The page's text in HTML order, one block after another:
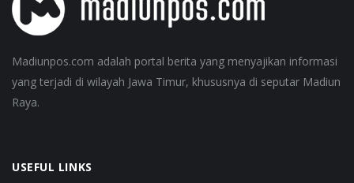
Madiunpos.com adalah portal berita yang menyajikan informasi
yang terjadi di wilayah Jawa Timur, khususnya di seputar Madiun
Raya.
USEFUL LINKS